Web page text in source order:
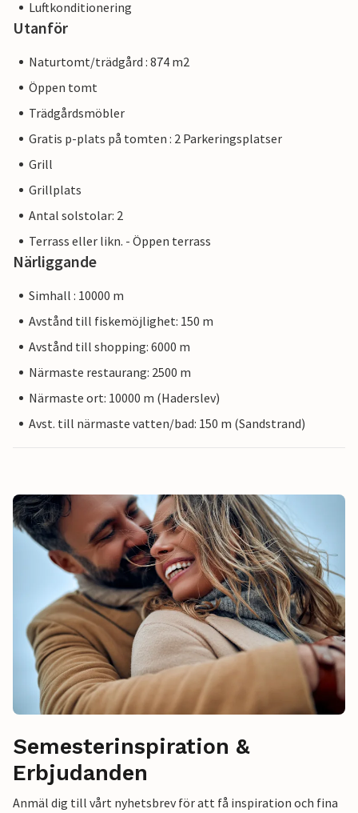
Luftkonditionering
Utanför
Naturtomt/trädgård : 874 m2
Öppen tomt
Trädgårdsmöbler
Gratis p-plats på tomten : 2 Parkeringsplatser
Grill
Grillplats
Antal solstolar: 2
Terrass eller likn. - Öppen terrass
Närliggande
Simhall : 10000 m
Avstånd till fiskemöjlighet: 150 m
Avstånd till shopping: 6000 m
Närmaste restaurang: 2500 m
Närmaste ort: 10000 m (Haderslev)
Avst. till närmaste vatten/bad: 150 m (Sandstrand)
Semesterinspiration &
Erbjudanden
Anmäl dig till vårt nyhetsbrev för att få inspiration och fina